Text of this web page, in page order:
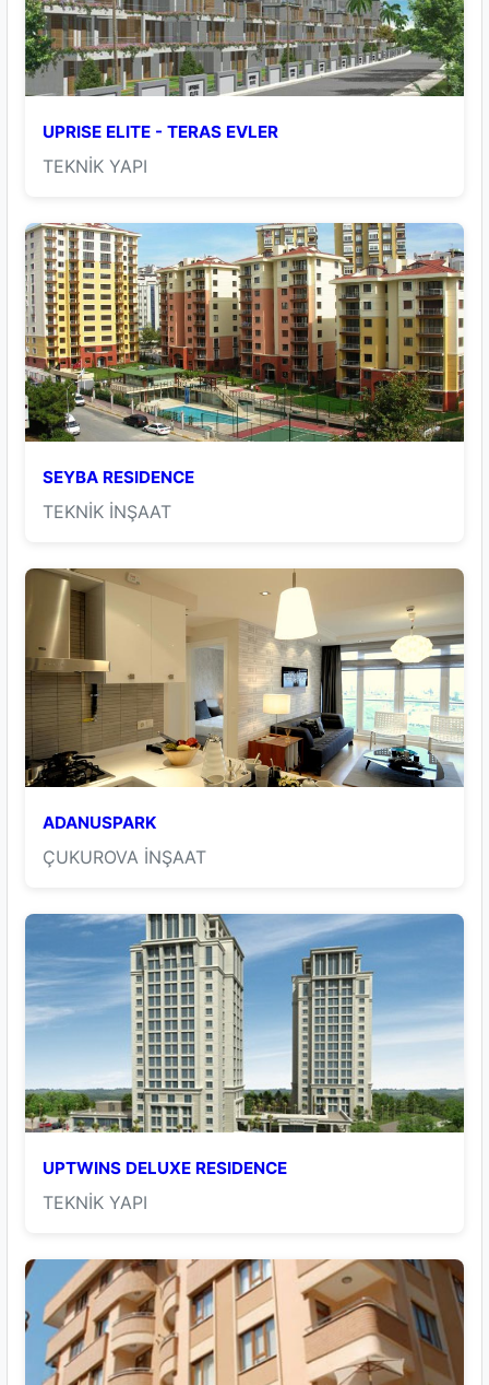
UPRISE ELITE - TERAS EVLER
TEKNİK YAPI
SEYBA RESIDENCE
TEKNİK İNŞAAT
ADANUSPARK
ÇUKUROVA İNŞAAT
UPTWINS DELUXE RESIDENCE
TEKNİK YAPI